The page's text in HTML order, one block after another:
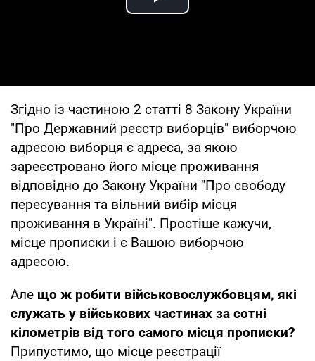
Play Video
Згідно із частиною 2 статті 8 Закону України
"Про Державний реєстр виборців" виборчою
адресою виборця є адреса, за якою
зареєстровано його місце проживання
відповідно до Закону України "Про свободу
пересування та вільний вибір місця
проживання в Україні". Простіше кажучи,
місце прописки і є Вашою виборчою
адресою.
Але що ж робити військовослужбовцям, які
служать у військових частинах за сотні
кілометрів від того самого місця прописки?
Припустимо, що місце реєстрації